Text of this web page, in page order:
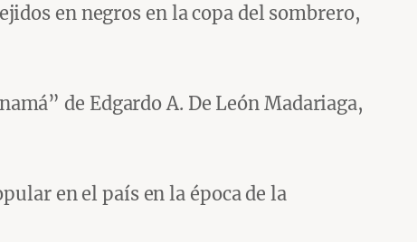
en negros en la copa del sombrero,
de Edgardo A. De León Madariaga,
en el país en la época de la